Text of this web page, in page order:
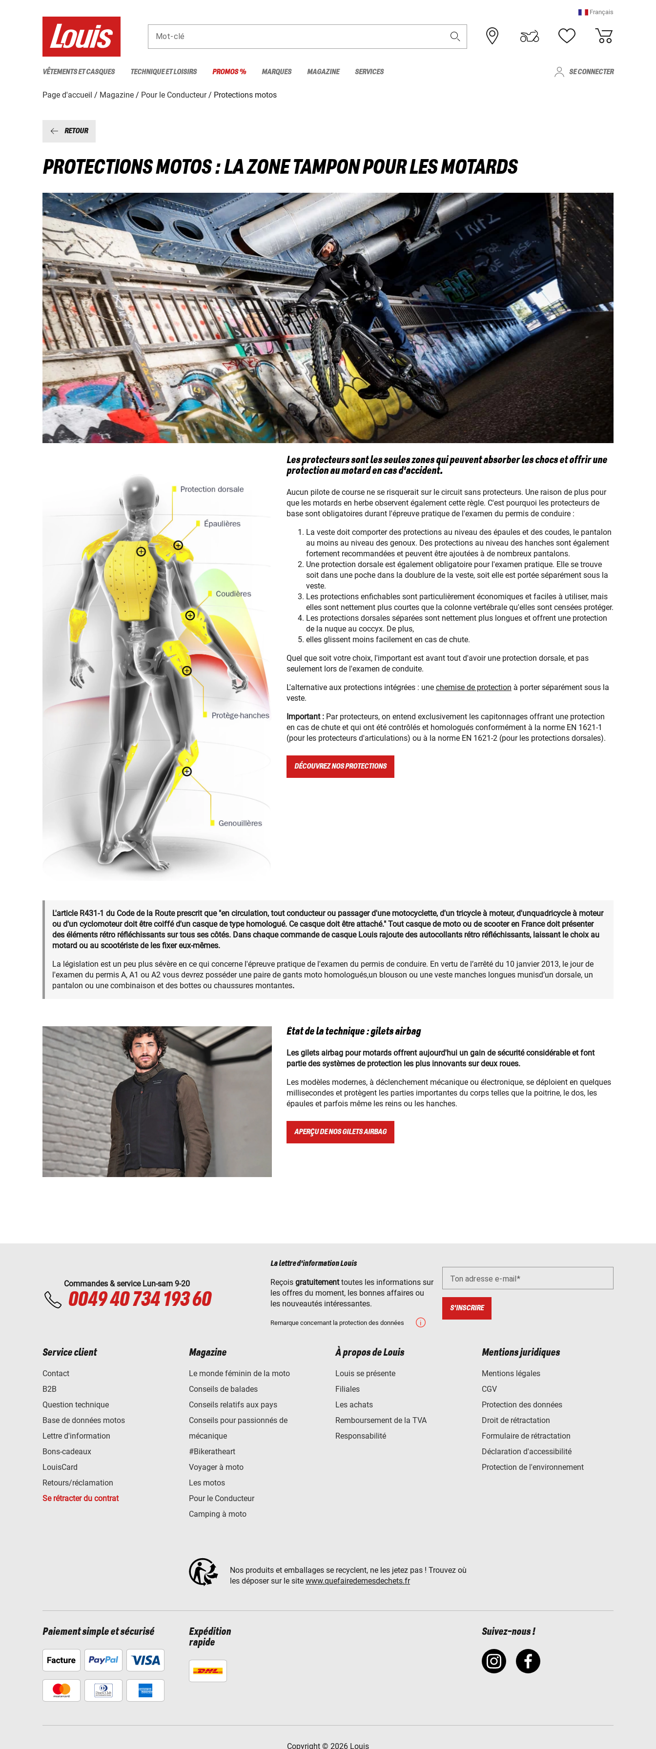
Français
Mot-clé
VÊTEMENTS ET CASQUES TECHNIQUE ET LOISIRS PROMOS % MARQUES MAGAZINE SERVICES SE CONNECTER
Page d'accueil Magazine Pour le Conducteur Protections motos
RETOUR
PROTECTIONS MOTOS : LA ZONE TAMPON POUR LES MOTARDS
Les protecteurs sont les seules zones qui peuvent absorber les chocs et offrir une
protection au motard en cas d'accident.
Aucun pilote de course ne se risquerait sur le circuit sans protecteurs. Une raison de plus pour
que les motards en herbe observent également cette règle. C'est pourquoi les protecteurs de
base sont obligatoires durant l'épreuve pratique de l'examen du permis de conduire :
La veste doit comporter des protections au niveau des épaules et des coudes, le pantalon
au moins au niveau des genoux. Des protections au niveau des hanches sont également
fortement recommandées et peuvent être ajoutées à de nombreux pantalons.
Une protection dorsale est également obligatoire pour l'examen pratique. Elle se trouve
soit dans une poche dans la doublure de la veste, soit elle est portée séparément sous la
veste.
Les protections enfichables sont particulièrement économiques et faciles à utiliser, mais
elles sont nettement plus courtes que la colonne vertébrale qu'elles sont censées protéger.
Les protections dorsales séparées sont nettement plus longues et offrent une protection
de la nuque au coccyx. De plus,
elles glissent moins facilement en cas de chute.
Quel que soit votre choix, l'important est avant tout d'avoir une protection dorsale, et pas
seulement lors de l'examen de conduite.
L'alternative aux protections intégrées : une chemise de protection à porter séparément sous la
veste.
Important : Par protecteurs, on entend exclusivement les capitonnages offrant une protection
en cas de chute et qui ont été contrôlés et homologués conformément à la norme EN 1621-1
(pour les protecteurs d'articulations) ou à la norme EN 1621-2 (pour les protections dorsales).
DÉCOUVREZ NOS PROTECTIONS
L'article R431-1 du Code de la Route prescrit que "en circulation, tout conducteur ou passager d'une motocyclette, d'un tricycle à moteur, d'unquadricycle à moteur
ou d'un cyclomoteur doit être coiffé d'un casque de type homologué. Ce casque doit être attaché." Tout casque de moto ou de scooter en France doit présenter
des éléments rétro réfléchissants sur tous ses côtés. Dans chaque commande de casque Louis rajoute des autocollants rétro réfléchissants, laissant le choix au
motard ou au scootériste de les fixer eux-mêmes.
La législation est un peu plus sévère en ce qui concerne l'épreuve pratique de l'examen du permis de conduire. En vertu de l’arrêté du 10 janvier 2013, le jour de
l'examen du permis A, A1 ou A2 vous devrez posséder une paire de gants moto homologués,un blouson ou une veste manches longues munisd’un dorsale, un
pantalon ou une combinaison et des bottes ou chaussures montantes.
État de la technique : gilets airbag
Les gilets airbag pour motards offrent aujourd'hui un gain de sécurité considérable et font
partie des systèmes de protection les plus innovants sur deux roues.
Les modèles modernes, à déclenchement mécanique ou électronique, se déploient en quelques
millisecondes et protègent les parties importantes du corps telles que la poitrine, le dos, les
épaules et parfois même les reins ou les hanches.
APERÇU DE NOS GILETS AIRBAG
Commandes & service Lun-sam 9-20
0049 40 734 193 60
La lettre d'information Louis
Reçois gratuitementtoutes les informations sur
les offres du moment, les bonnes affaires ou
les nouveautés intéressantes.
Remarque concernant la protection des données
Ton adresse e-mail
S'INSCRIRE
Service client
Contact
B2B
Question technique
Base de données motos
Lettre d'information
Bons-cadeaux
LouisCard
Retours/réclamation
Se rétracter du contrat
Magazine
Le monde féminin de la moto
Conseils de balades
Conseils relatifs aux pays
Conseils pour passionnés de
mécanique
#Bikeratheart
Voyager à moto
Les motos
Pour le Conducteur
Camping à moto
À propos de Louis
Louis se présente
Filiales
Les achats
Remboursement de la TVA
Responsabilité
Mentions juridiques
Mentions légales
CGV
Protection des données
Droit de rétractation
Formulaire de rétractation
Déclaration d'accessibilité
Protection de l'environnement
Nos produits et emballages se recyclent, ne les jetez pas ! Trouvez où
les déposer sur le site www.quefairedemesdechets.fr
Paiement simple et sécurisé
Expédition
rapide
Suivez-nous !
Copyright © 2026 Louis